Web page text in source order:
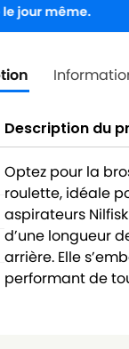
Description du
Optez pour la
roulette, idéale
aspirateurs
d’une longueur
arrière. Elle
performant de